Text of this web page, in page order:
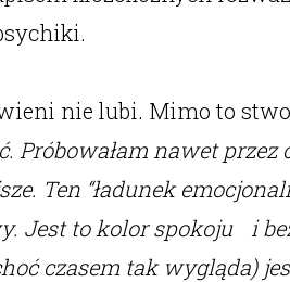
nie lubi. Mimo to
Próbowałam nawet
Ten “ładunek
Jest to kolor spokoju i
czasem tak wygląda)